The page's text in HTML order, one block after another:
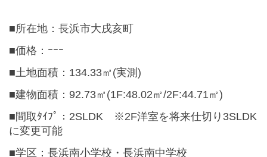
■所在地：長浜市大戌亥町
■価格：ｰｰｰ
■土地面積：134.33㎡(実測)
■建物面積：92.73㎡(1F:48.02㎡/2F:44.71㎡)
■間取ﾀｲﾌﾟ：2SLDK ※2F洋室を将来仕切り3SLDK
に変更可能
■学区：長浜南小学校・長浜南中学校